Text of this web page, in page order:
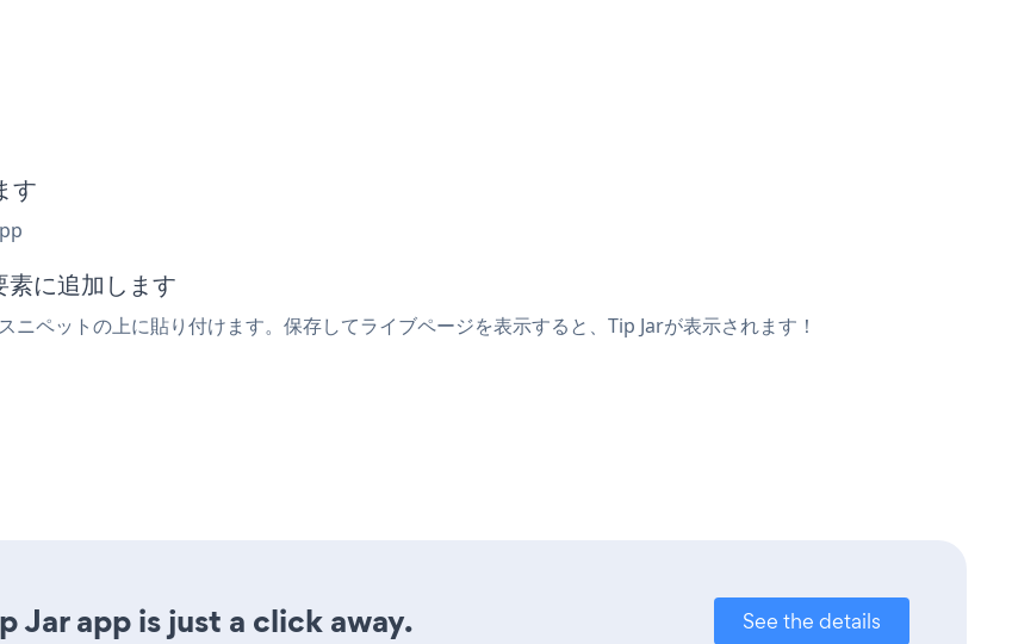
す
に追加します
ペットの上に貼り付けます。保存してライブページを表示すると、Tip Jarが表示されます！
Jar app is just a click away. See the details